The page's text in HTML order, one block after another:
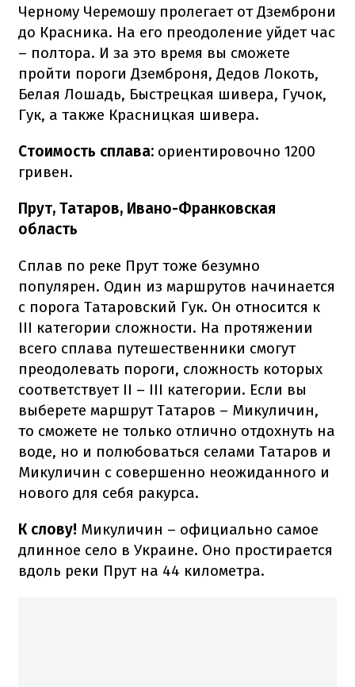
Черному Черемошу пролегает от Дземброни
до Красника. На его преодоление уйдет час
– полтора. И за это время вы сможете
пройти пороги Дземброня, Дедов Локоть,
Белая Лошадь, Быстрецкая шивера, Гучок,
Гук, а также Красницкая шивера.
Стоимость сплава: ориентировочно 1200
гривен.
Прут, Татаров, Ивано-Франковская
область
Сплав по реке Прут тоже безумно
популярен. Один из маршрутов начинается
с порога Татаровский Гук. Он относится к
III категории сложности. На протяжении
всего сплава путешественники смогут
преодолевать пороги, сложность которых
соответствует II – III категории. Если вы
выберете маршрут Татаров – Микуличин,
то сможете не только отлично отдохнуть на
воде, но и полюбоваться селами Татаров и
Микуличин с совершенно неожиданного и
нового для себя ракурса.
К слову! Микуличин – официально самое
длинное село в Украине. Оно простирается
вдоль реки Прут на 44 километра.